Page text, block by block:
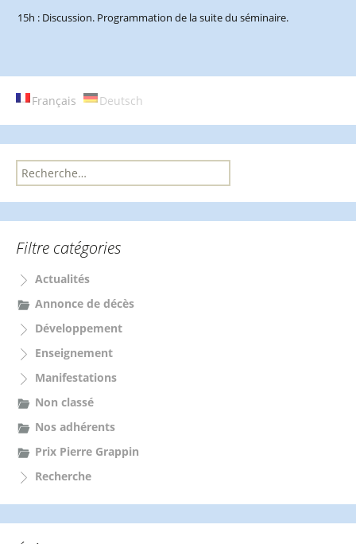
15h : Discussion. Programmation de la suite du séminaire.
Français Deutsch
R
e
c
h
r
h
e
Filtre catégories
Actualités
Annonce de décès
Développement
Enseignement
Manifestations
Non classé
Nos adhérents
Prix Pierre Grappin
Recherche